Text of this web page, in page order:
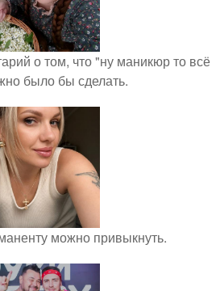
о том, что "ну маникюр то всё
было бы сделать.
можно привыкнуть.